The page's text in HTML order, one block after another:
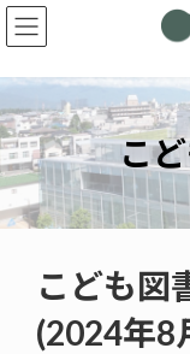
コ
ン
ン
ツ
へ
ス
キ
ッ
プ
ナ
ビ
ー
シ
ョ
ン
に
移
動
こ
こども図
(2024年8